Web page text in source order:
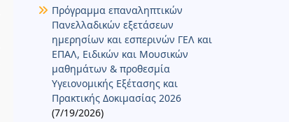
Πρόγραμμα επαναληπτικών
Πανελλαδικών εξετάσεων
ημερησίων και εσπερινών ΓΕΛ και
ΕΠΑΛ, Ειδικών και Μουσικών
μαθημάτων & προθεσμία
Υγειονομικής Εξέτασης και
Πρακτικής Δοκιμασίας 2026
(7/19/2026)